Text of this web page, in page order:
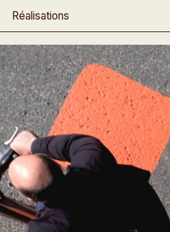
Réalisations